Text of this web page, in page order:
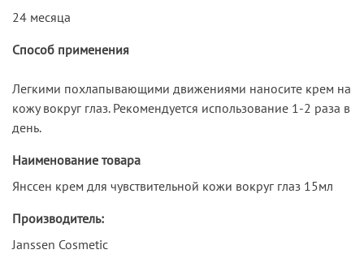
24 месяца
Способ применения
Легкими похлапывающими движениями наносите крем на
кожу вокруг глаз. Рекомендуется использование 1-2 раза в
день.
Наименование товара
Янссен крем для чувствительной кожи вокруг глаз 15мл
Производитель:
Janssen Cosmetic